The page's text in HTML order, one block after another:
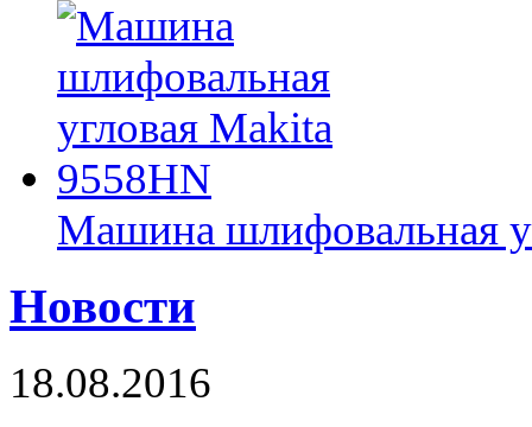
Машина шлифовальная
Новости
18.08.2016